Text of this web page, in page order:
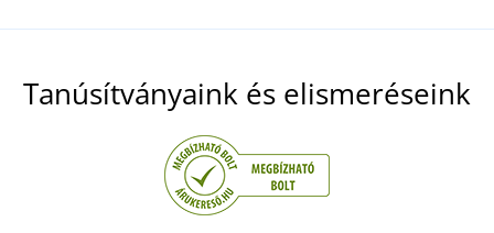
Tanúsítványaink és elismeréseink